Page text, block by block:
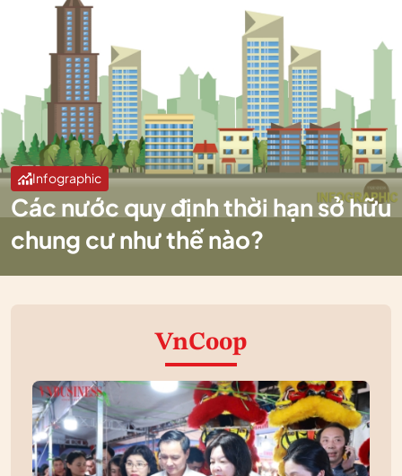
Infographic
Các nước quy định thời hạn sở hữu
chung cư như thế nào?
VnCoop